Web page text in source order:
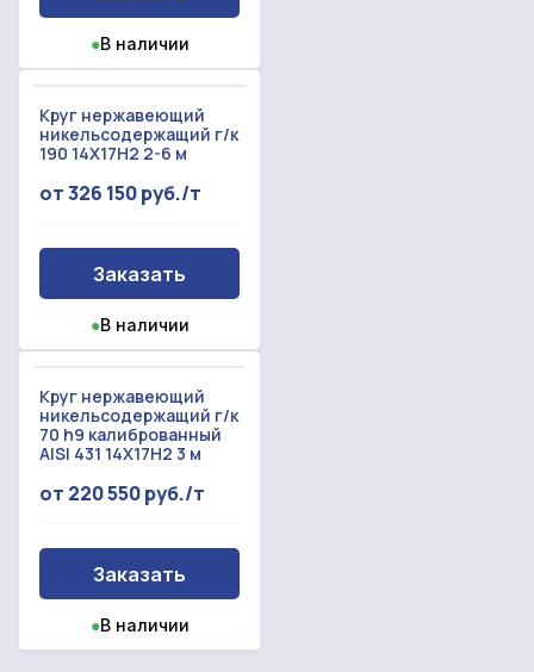
●В наличии
Круг нержавеющий
никельсодержащий г/к
190 14Х17Н2 2-6 м
от 326 150 руб./т
Заказать
●В наличии
Круг нержавеющий
никельсодержащий г/к
70 h9 калиброванный
AISI 431 14Х17Н2 3 м
от 220 550 руб./т
Заказать
●В наличии